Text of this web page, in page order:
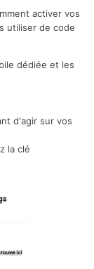
activer vos
utiliser de code
dédiée et les
d'agir sur vos
la clé